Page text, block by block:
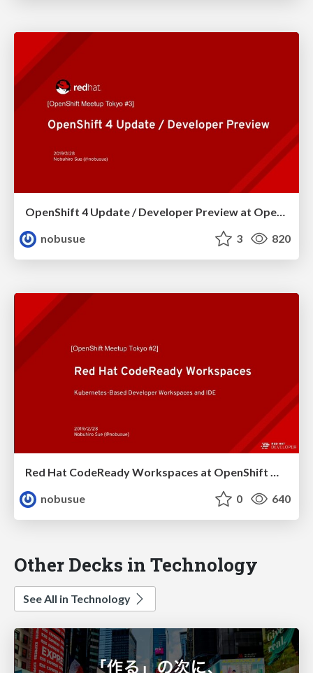
nobusue
3 820
Red Hat CodeReady Workspaces at OpenShift Meetup Tokyo#2
nobusue
0 640
Other Decks in Technology
See All in Technology